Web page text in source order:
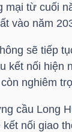
mại từ cuối
vào năm
sẽ tiếp
kết nối hiện
nghiêm
cầu Long
kết nối giao